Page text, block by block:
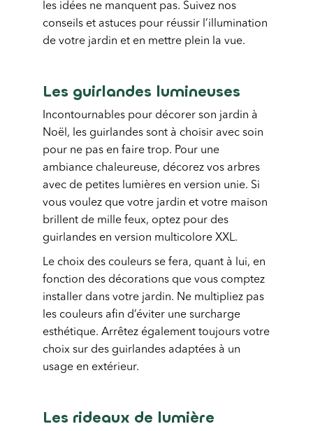
les idées ne manquent pas. Suivez nos
conseils et astuces pour réussir l’illumination
de votre jardin et en mettre plein la vue.
Les guirlandes lumineuses
Incontournables pour décorer son jardin à
Noël, les guirlandes sont à choisir avec soin
pour ne pas en faire trop. Pour une
ambiance chaleureuse, décorez vos arbres
avec de petites lumières en version unie. Si
vous voulez que votre jardin et votre maison
brillent de mille feux, optez pour des
guirlandes en version multicolore XXL.
Le choix des couleurs se fera, quant à lui, en
fonction des décorations que vous comptez
installer dans votre jardin. Ne multipliez pas
les couleurs afin d’éviter une surcharge
esthétique. Arrêtez également toujours votre
choix sur des guirlandes adaptées à un
usage en extérieur.
Les rideaux de lumière